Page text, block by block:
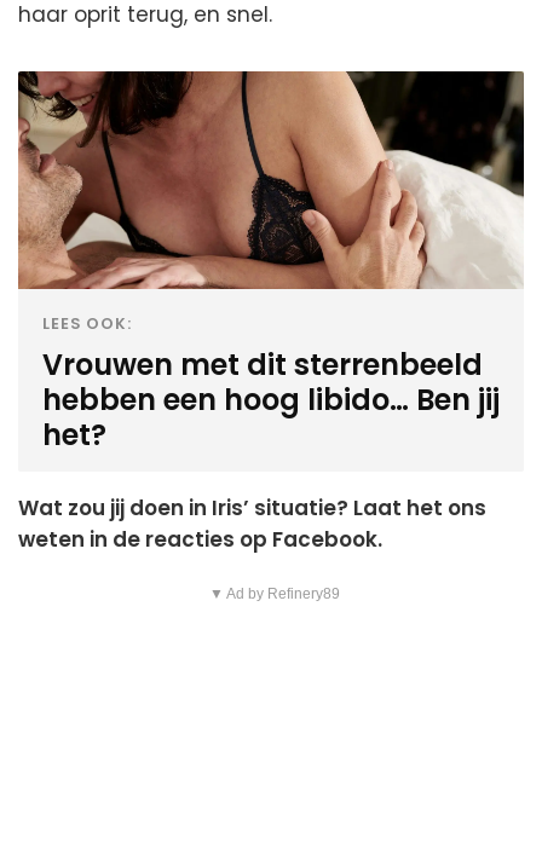
haar oprit terug, en snel.
LEES OOK:
Vrouwen met dit sterrenbeeld
hebben een hoog libido… Ben jij
het?
Wat zou jij doen in Iris’ situatie? Laat het ons
weten in de reacties op Facebook.
▼ Ad by Refinery89